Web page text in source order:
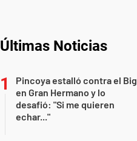
Últimas Noticias
Pincoya estalló contra el Big
en Gran Hermano y lo
desafió: "Si me quieren
echar..."